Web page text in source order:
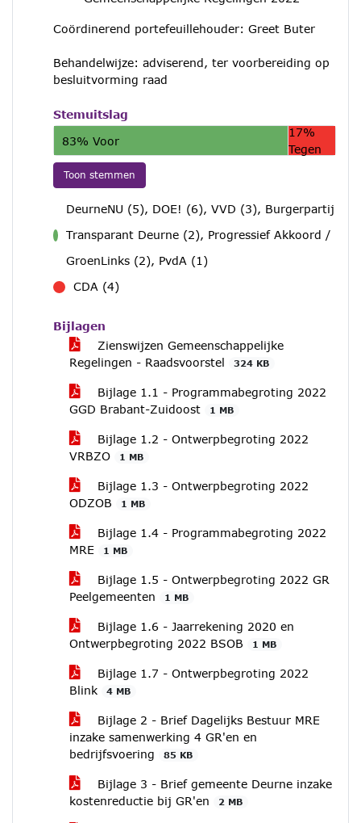
Coördinerend portefeuillehouder: Greet Buter
Behandelwijze: adviserend, ter voorbereiding op
besluitvorming raad
Stemuitslag
83% Voor
17%
Tegen
Toon stemmen
DeurneNU (5), DOE! (6), VVD (3), Burgerpartij
Transparant Deurne (2), Progressief Akkoord /
GroenLinks (2), PvdA (1)
CDA (4)
Bijlagen
Zienswijzen Gemeenschappelijke
Regelingen - Raadsvoorstel
324 KB
Bijlage 1.1 - Programmabegroting 2022
GGD Brabant-Zuidoost
1 MB
Bijlage 1.2 - Ontwerpbegroting 2022
VRBZO
1 MB
Bijlage 1.3 - Ontwerpbegroting 2022
ODZOB
1 MB
Bijlage 1.4 - Programmabegroting 2022
MRE
1 MB
Bijlage 1.5 - Ontwerpbegroting 2022 GR
Peelgemeenten
1 MB
Bijlage 1.6 - Jaarrekening 2020 en
Ontwerpbegroting 2022 BSOB
1 MB
Bijlage 1.7 - Ontwerpbegroting 2022
Blink
4 MB
Bijlage 2 - Brief Dagelijks Bestuur MRE
inzake samenwerking 4 GR'en en
bedrijfsvoering
85 KB
Bijlage 3 - Brief gemeente Deurne inzake
kostenreductie bij GR'en
2 MB